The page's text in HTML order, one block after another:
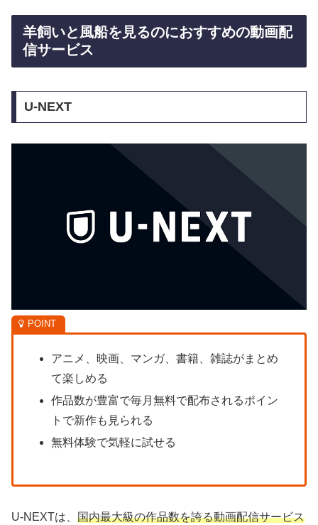
羊飼いと風船を見るのにおすすめの動画配
信サービス
U-NEXT
アニメ、映画、マンガ、書籍、雑誌がまとめ
て楽しめる
作品数が豊富で毎月無料で配布されるポイン
トで新作も見られる
無料体験で気軽に試せる
U-NEXTは、 国内最大級の作品数を誇る動画配信サービス